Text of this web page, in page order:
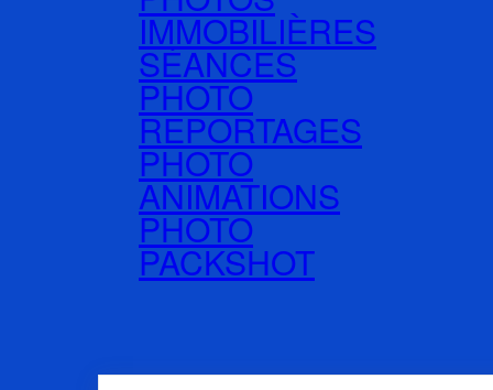
IMMOBILIÈRES
SÉANCES
PHOTO
REPORTAGES
PHOTO
ANIMATIONS
PHOTO
PACKSHOT